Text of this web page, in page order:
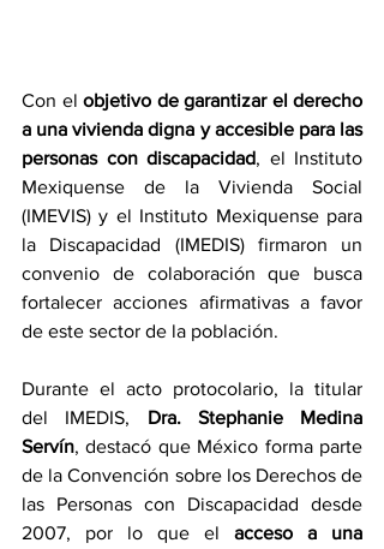
Con el objetivo de garantizar el derecho
a una vivienda digna y accesible para las
personas con discapacidad, el Instituto
Mexiquense de la Vivienda Social
(IMEVIS) y el Instituto Mexiquense para
la Discapacidad (IMEDIS) firmaron un
convenio de colaboración que busca
fortalecer acciones afirmativas a favor
de este sector de la población.
Durante el acto protocolario, la titular
del IMEDIS, Dra. Stephanie Medina
Servín, destacó que México forma parte
de la Convención sobre los Derechos de
las Personas con Discapacidad desde
2007, por lo que el acceso a una